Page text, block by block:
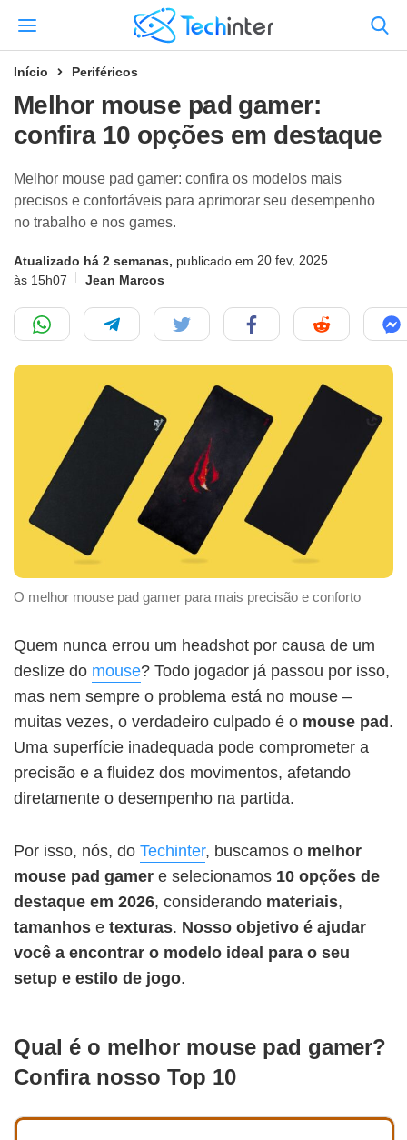
Início Periféricos
Melhor mouse pad gamer:
confira 10 opções em destaque
Melhor mouse pad gamer: confira os modelos mais
precisos e confortáveis para aprimorar seu desempenho
no trabalho e nos games.
Atualizado há 2 semanas, publicado em 20 fev, 2025
às 15h07
Jean Marcos
O melhor mouse pad gamer para mais precisão e conforto
Quem nunca errou um headshot por causa de um
deslize do mouse? Todo jogador já passou por isso,
mas nem sempre o problema está no mouse –
muitas vezes, o verdadeiro culpado é o mouse pad.
Uma superfície inadequada pode comprometer a
precisão e a fluidez dos movimentos, afetando
diretamente o desempenho na partida.
Por isso, nós, do Techinter, buscamos o melhor
mouse pad gamer e selecionamos 10 opções de
destaque em 2026, considerando materiais,
tamanhos e texturas. Nosso objetivo é ajudar
você a encontrar o modelo ideal para o seu
setup e estilo de jogo.
Qual é o melhor mouse pad gamer?
Confira nosso Top 10